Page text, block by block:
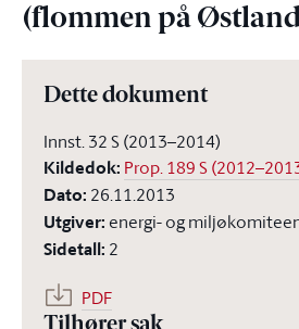
(flommen på
Dette dokument
Innst. 32 S (2013–2014)
Kildedok: Prop. 189 S
Dato: 26.11.2013
Utgiver: energi- og
Sidetall: 2
PDF